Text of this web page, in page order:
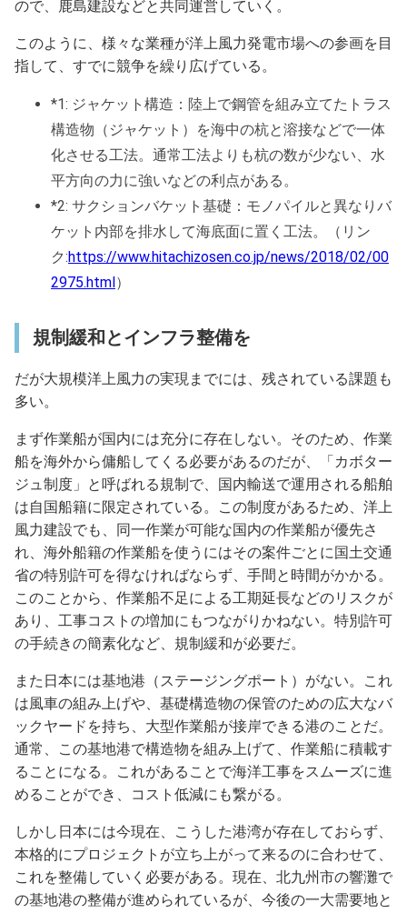
ので、鹿島建設などと共同運営していく。
このように、様々な業種が洋上風力発電市場への参画を目
指して、すでに競争を繰り広げている。
*1: ジャケット構造：陸上で鋼管を組み立てたトラス
構造物（ジャケット）を海中の杭と溶接などで一体
化させる工法。通常工法よりも杭の数が少ない、水
平方向の力に強いなどの利点がある。
*2: サクションバケット基礎：モノパイルと異なりバ
ケット内部を排水して海底面に置く工法。（リン
ク:https://www.hitachizosen.co.jp/news/2018/02/00
2975.html）
規制緩和とインフラ整備を
だが大規模洋上風力の実現までには、残されている課題も
多い。
まず作業船が国内には充分に存在しない。そのため、作業
船を海外から傭船してくる必要があるのだが、「カボター
ジュ制度」と呼ばれる規制で、国内輸送で運用される船舶
は自国船籍に限定されている。この制度があるため、洋上
風力建設でも、同一作業が可能な国内の作業船が優先さ
れ、海外船籍の作業船を使うにはその案件ごとに国土交通
省の特別許可を得なければならず、手間と時間がかかる。
このことから、作業船不足による工期延長などのリスクが
あり、工事コストの増加にもつながりかねない。特別許可
の手続きの簡素化など、規制緩和が必要だ。
また日本には基地港（ステージングポート）がない。これ
は風車の組み上げや、基礎構造物の保管のための広大なバ
ックヤードを持ち、大型作業船が接岸できる港のことだ。
通常、この基地港で構造物を組み上げて、作業船に積載す
ることになる。これがあることで海洋工事をスムーズに進
めることができ、コスト低減にも繋がる。
しかし日本には今現在、こうした港湾が存在しておらず、
本格的にプロジェクトが立ち上がって来るのに合わせて、
これを整備していく必要がある。現在、北九州市の響灘で
の基地港の整備が進められているが、今後の一大需要地と